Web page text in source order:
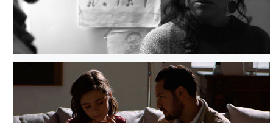
RENCOR TATUADO, TOMADA DE FILMINLATINO